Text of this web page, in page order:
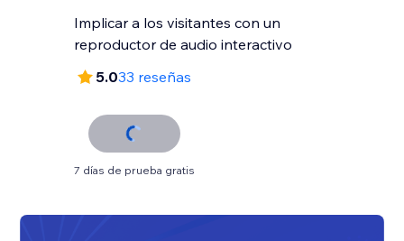
Implicar a los visitantes con un
reproductor de audio interactivo
5.033 reseñas
7 días de prueba gratis